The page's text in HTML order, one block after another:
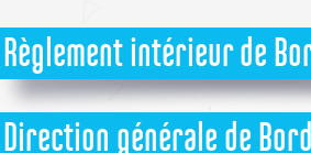
Règlement intérieur de
Règlement intérieur de Bordeaux INP
-
04/07/2025
Direction générale de